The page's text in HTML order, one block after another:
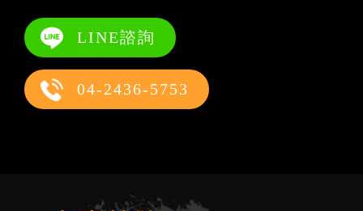
LINE諮詢
04-2436-5753